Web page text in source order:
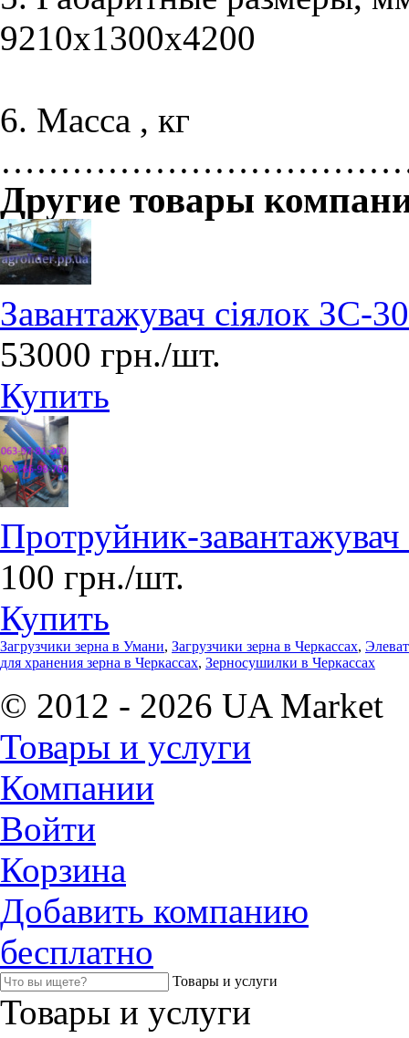
9210х1300х4200
6. Масса , кг
Другие товары
Завантажувач сіялок ЗС-
53000 грн./шт.
Купить
Протруйник-
100 грн./шт.
Купить
Загрузчики зерна в Умани, Загрузчики зерна в Черкассах,
для хранения зерна в Черкассах, Зерносушилки в Черкассах
© 2012 - 2026 UA Market
Товары и услуги
Компании
Войти
Корзина
Добавить компанию
бесплатно
Товары и услуги
Товары и услуги